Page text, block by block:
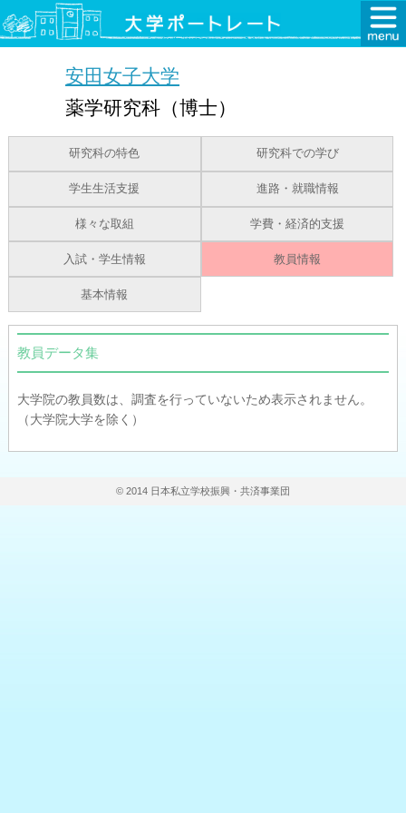
安田女子大学
薬学研究科（博士）
研究科の特色 研究科での学び
学生生活支援 進路・就職情報
様々な取組 学費・経済的支援
入試・学生情報 教員情報
基本情報
教員データ集
大学院の教員数は、調査を行っていないため表示されません。
（大学院大学を除く）
© 2014 日本私立学校振興・共済事業団